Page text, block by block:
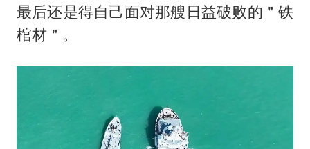
最后还是得自己面对那艘日益破败的＂铁
棺材＂。